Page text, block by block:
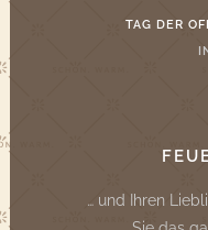
TAG DER
… und Ihren